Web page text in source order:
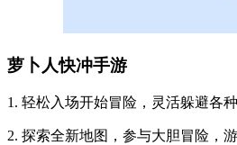
萝卜人快冲手游
1. 轻松入场开始冒险，灵活躲避各
2. 探索全新地图，参与大胆冒险，